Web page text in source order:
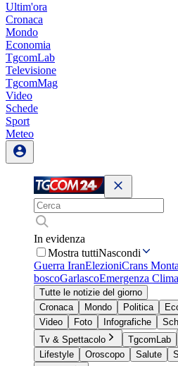
Ultim'ora
Cronaca
Mondo
Economia
TgcomLab
Televisione
TgcomMag
Video
Schede
Sport
Meteo
In evidenza
Mostra tuttiNascondi
Guerra IranElezioniCrans
boscoGarlascoEmergenza Clima
Tutte le notizie del giorno
Cronaca
Mondo Politica
Video
Foto Infografiche
Tv & Spettacolo
TgcomLab
Lifestyle
Oroscopo Salute